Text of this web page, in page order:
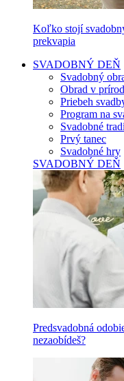
Koľko stojí
prekvapia
SVADOBNÝ DEŇ
Svadobný
Obrad v
Priebeh
Program na
Svadobné
Prvý tanec
Svadobné hry
SVADOBNÝ DEŇ
Predsvadobná
nezaobídeš?